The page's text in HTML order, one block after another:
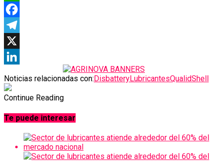
WhatsApp
Facebook
Telegram
X
Noticias relacionadas con: DisbatteryLubricantesQualidShell
Continue Reading
Te puede interesar